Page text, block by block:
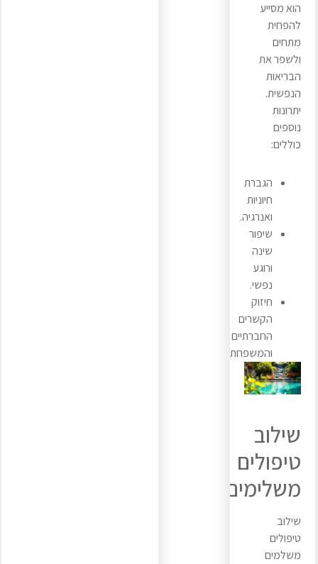
הוא מסייע
להפחית
מתחים
ולשפר את
הבריאות
הנפשית.
יתרונות
נוספים
כוללים:
הגברת
חיוניות
ואנרגיה.
שיפור
שינה
ורוגע
נפשי.
חיזוק
הקשרים
החברתיים
והמשפחתיים.
שילוב
טיפולים
משלימים
שילוב
טיפולים
משלמים